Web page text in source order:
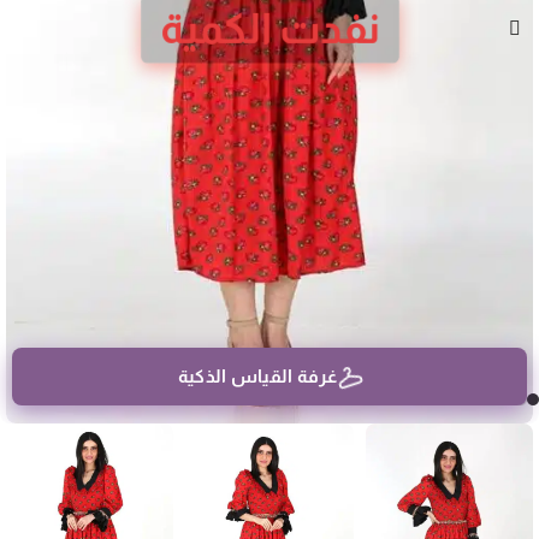
نفدت الكمية
غرفة القياس الذكية